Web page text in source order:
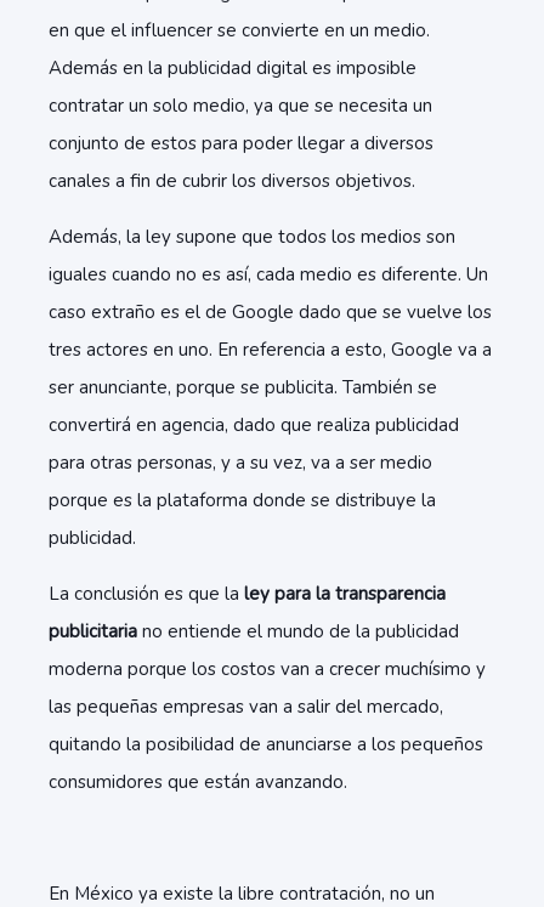
en que el influencer se convierte en un medio.
Además en la publicidad digital es imposible
contratar un solo medio, ya que se necesita un
conjunto de estos para poder llegar a diversos
canales a fin de cubrir los diversos objetivos.
Además, la ley supone que todos los medios son
iguales cuando no es así, cada medio es diferente. Un
caso extraño es el de Google dado que se vuelve los
tres actores en uno. En referencia a esto, Google va a
ser anunciante, porque se publicita. También se
convertirá en agencia, dado que realiza publicidad
para otras personas, y a su vez, va a ser medio
porque es la plataforma donde se distribuye la
publicidad.
La conclusión es que la ley para la transparencia
publicitaria no entiende el mundo de la publicidad
moderna porque los costos van a crecer muchísimo y
las pequeñas empresas van a salir del mercado,
quitando la posibilidad de anunciarse a los pequeños
consumidores que están avanzando.
En México ya existe la libre contratación, no un